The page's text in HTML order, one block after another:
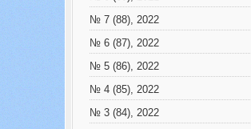
№ 7 (88), 2022
№ 6 (87), 2022
№ 5 (86), 2022
№ 4 (85), 2022
№ 3 (84), 2022